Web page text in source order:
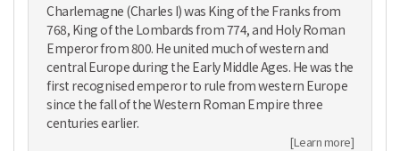
Charlemagne (Charles I) was King of the Franks from
768, King of the Lombards from 774, and Holy Roman
Emperor from 800. He united much of western and
central Europe during the Early Middle Ages. He was the
first recognised emperor to rule from western Europe
since the fall of the Western Roman Empire three
centuries earlier.
[Learn more]